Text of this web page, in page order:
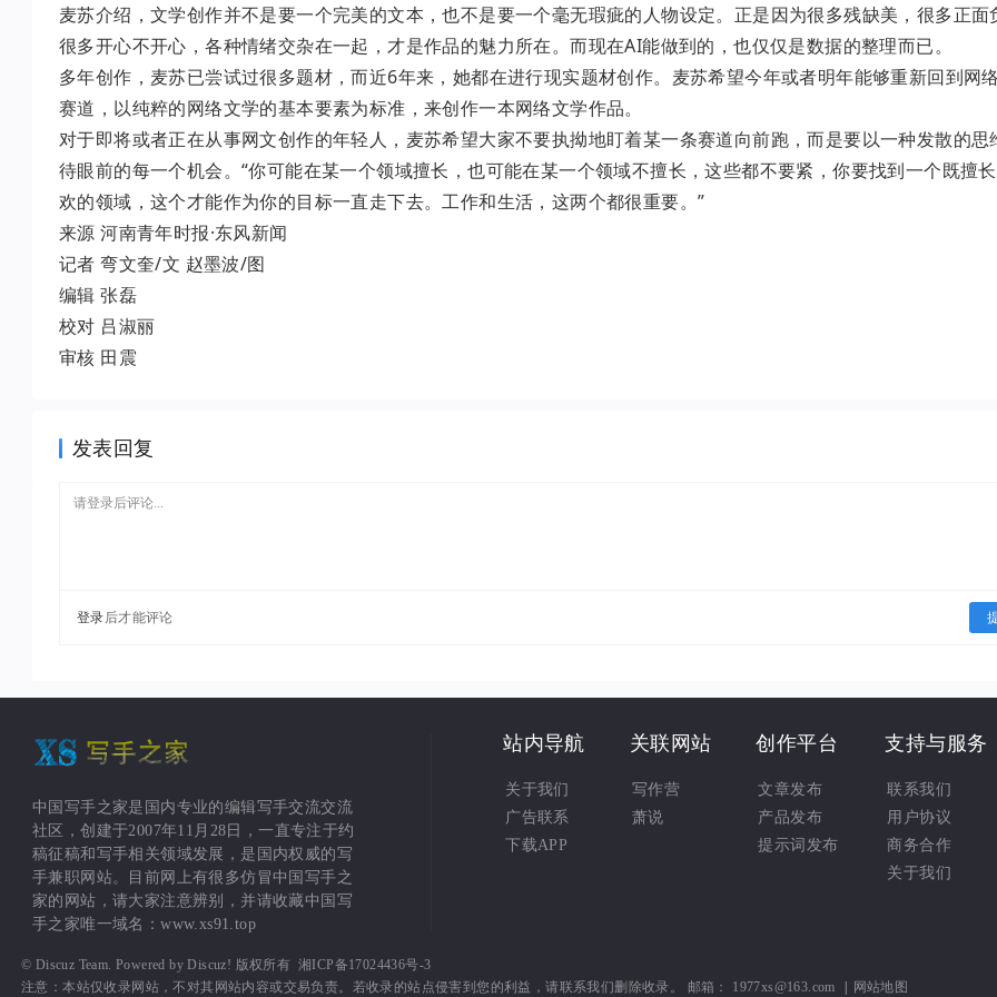
麦苏介绍，文学创作并不是要一个完美的文本，也不是要一个毫无瑕疵的人物设定。正是因为很多残缺美，很多正面
很多开心不开心，各种情绪交杂在一起，才是作品的魅力所在。而现在AI能做到的，也仅仅是数据的整理而已。
多年创作，麦苏已尝试过很多题材，而近6年来，她都在进行现实题材创作。麦苏希望今年或者明年能够重新回到网
赛道，以纯粹的网络文学的基本要素为标准，来创作一本网络文学作品。
对于即将或者正在从事网文创作的年轻人，麦苏希望大家不要执拗地盯着某一条赛道向前跑，而是要以一种发散的思
待眼前的每一个机会。“你可能在某一个领域擅长，也可能在某一个领域不擅长，这些都不要紧，你要找到一个既擅
欢的领域，这个才能作为你的目标一直走下去。工作和生活，这两个都很重要。”
来源 河南青年时报·东风新闻
记者 弯文奎/文 赵墨波/图
编辑 张磊
校对 吕淑丽
审核 田震
发表回复
登录后才能评论
中国写手之家是国内专业的编辑写手交流交流
社区，创建于2007年11月28日，一直专注于约
稿征稿和写手相关领域发展，是国内权威的写
手兼职网站。目前网上有很多仿冒中国写手之
家的网站，请大家注意辨别，并请收藏中国写
手之家唯一域名：www.xs91.top
站内导航
关于我们
广告联系
下载APP
关联网站
写作营
萧说
创作平台
文章发布
产品发布
提示词发布
支持与服务
联系我们
用户协议
商务合作
关于我们
© Discuz Team. Powered byDiscuz! 版权所有 湘ICP备17024436号-3
注意：本站仅收录网站，不对其网站内容或交易负责。若收录的站点侵害到您的利益，请联系我们删除收录。 邮箱： 1977xs@163.com
网站地图